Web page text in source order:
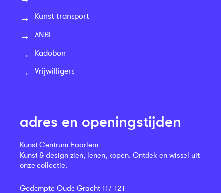
Kunst transport
ANBI
Kadobon
Vrijwilligers
adres en openingstijden
Kunst Centrum Haarlem
Kunst & design zien, lenen, kopen. Ontdek en wissel uit
onze collectie.
Gedempte Oude Gracht 117-121